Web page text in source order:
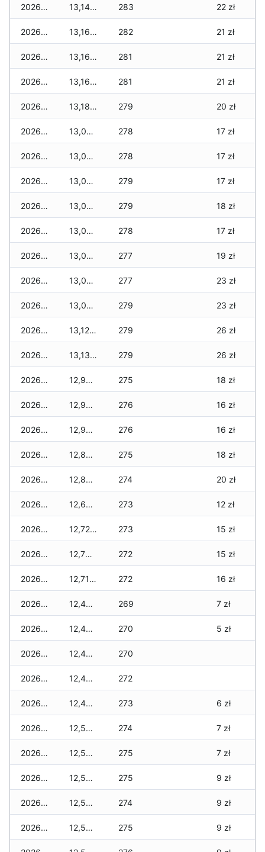
2026-07-24 13,140 zł 283 22 zł
2026-07-23 13,160 zł 282 21 zł
2026-07-22 13,160 zł 281 21 zł
2026-07-21 13,160 zł 281 21 zł
2026-07-20 13,180 zł 279 20 zł
2026-07-18 13,080 zł 278 17 zł
2026-07-17 13,080 zł 278 17 zł
2026-07-16 13,040 zł 279 17 zł
2026-07-15 13,040 zł 279 18 zł
2026-07-14 13,040 zł 278 17 zł
2026-07-13 13,060 zł 277 19 zł
2026-07-12 13,060 zł 277 23 zł
2026-07-11 13,080 zł 279 23 zł
2026-07-10 13,120 zł 279 26 zł
2026-07-09 13,130 zł 279 26 zł
2026-07-08 12,900 zł 275 18 zł
2026-07-07 12,900 zł 276 16 zł
2026-07-06 12,900 zł 276 16 zł
2026-07-05 12,820 zł 275 18 zł
2026-07-04 12,880 zł 274 20 zł
2026-07-03 12,640 zł 273 12 zł
2026-07-02 12,720 zł 273 15 zł
2026-07-01 12,700 zł 272 15 zł
2026-06-30 12,710 zł 272 16 zł
2026-06-28 12,450 zł 269 7 zł
2026-06-27 12,470 zł 270 5 zł
2026-06-26 12,480 zł 270
2026-06-25 12,480 zł 272
2026-06-24 12,490 zł 273 6 zł
2026-06-23 12,540 zł 274 7 zł
2026-06-22 12,540 zł 275 7 zł
2026-06-21 12,540 zł 275 9 zł
2026-06-20 12,580 zł 274 9 zł
2026-06-19 12,580 zł 275 9 zł